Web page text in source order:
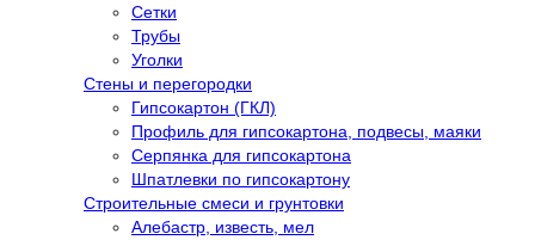
Сетки
Трубы
Уголки
Стены и перегородки
Гипсокартон (ГКЛ)
Профиль для гипсокартона, подвесы, маяки
Серпянка для гипсокартона
Шпатлевки по гипсокартону
Строительные смеси и грунтовки
Алебастр, известь, мел